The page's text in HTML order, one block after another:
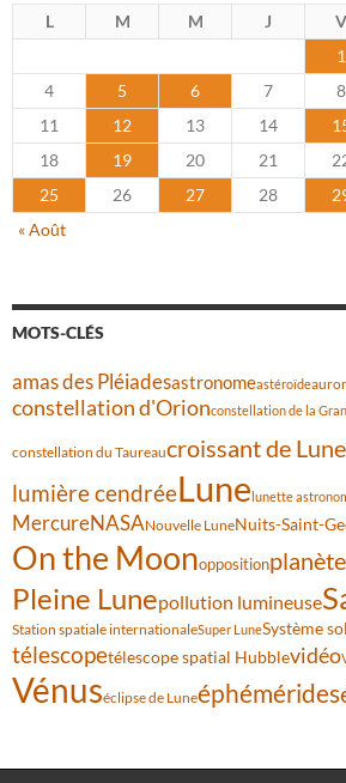
L M M J V
1
4
5 6 7 8
11
12 13 14
18
19 20 21
25
26 27 28
« Août
MOTS-CLÉS
amas des Pléiadesastronomeastéroïde
constellation d'Orionconstellation de la
constellation du Taureaucroissant de Lune
lumière cendréeLunelunette
MercureNASANouvelle LuneNuits-Saint-
On the Moonoppositionplanète
Pleine Lunepollution lumineuse
Station spatiale internationaleSuper LuneSystème
télescopetélescope spatial Hubblevidéo
Vénuséclipse de Luneéphémérides